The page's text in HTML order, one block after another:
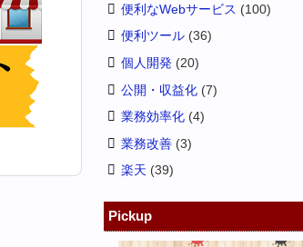
便利なWebサービス (100)
便利ツール (36)
個人開発 (20)
公開・収益化 (7)
業務効率化 (4)
業務改善 (3)
楽天 (39)
Pickup